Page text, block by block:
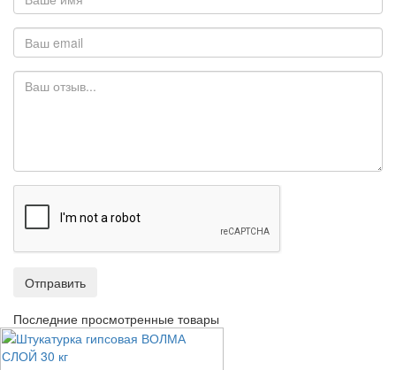
Отправить
Последние просмотренные товары